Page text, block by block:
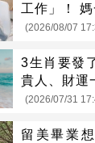
工作」！
(2026/08/07
3生肖要發
貴人、財運
(2026/07/31
留美畢業